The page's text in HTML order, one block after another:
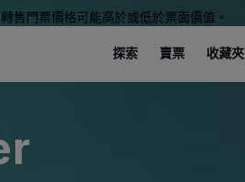
售門票價格可能高於或低於票面價值。
探索 賣票 收藏夾